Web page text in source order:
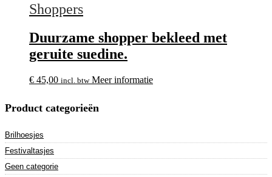
Shoppers
Duurzame shopper bekleed met
geruite suedine.
€ 45,00 incl. btw Meer informatie
Product categorieën
Brilhoesjes
Festivaltasjes
Geen categorie